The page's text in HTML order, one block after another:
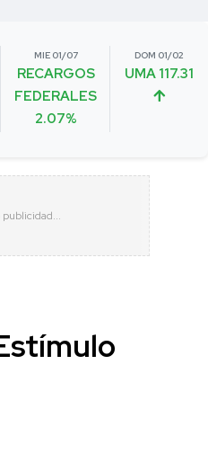
MIE 01/07
RECARGOS
FEDERALES
2.07%
DOM 01/02
UMA 117.31